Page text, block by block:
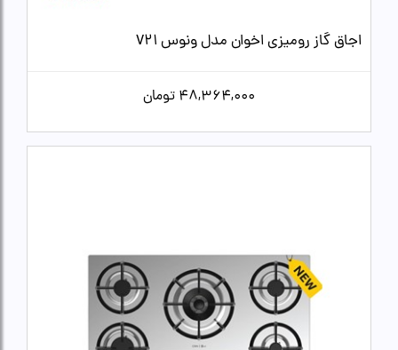
اجاق گاز رومیزی اخوان مدل ونوس V21
48,364,000 تومان